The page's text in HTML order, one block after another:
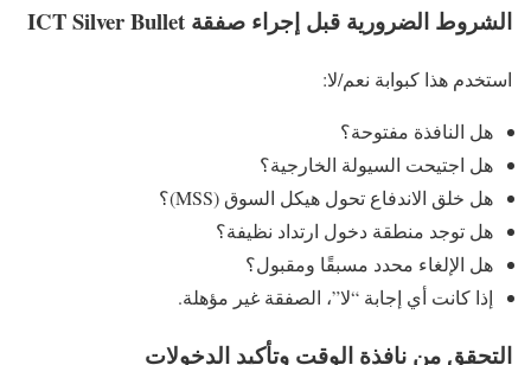
الشروط الضرورية قبل إجراء صفقة ICT Silver Bullet
استخدم هذا كبوابة نعم/لا:
هل النافذة مفتوحة؟
هل اجتيحت السيولة الخارجية؟
هل خلق الاندفاع تحول هيكل السوق (MSS)؟
هل توجد منطقة دخول ارتداد نظيفة؟
هل الإلغاء محدد مسبقًا ومقبول؟
إذا كانت أي إجابة “لا”، الصفقة غير مؤهلة.
التحقق من نافذة الوقت وتأكيد الدخولات